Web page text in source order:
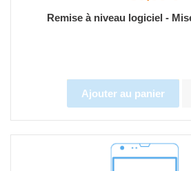
Remise à niveau logiciel -
Ajouter au panier